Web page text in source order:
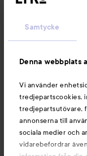
Samtycke
Denna webbplats
Vi använder
tredjepartscookies,
tredjepartsutövare,
annonserna till
sociala medier och
vidarebefordrar
Du kanske